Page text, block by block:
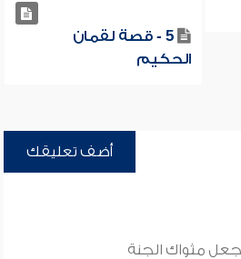
5 - قصة لقمان
الحكيم
أضف تعليقك
مثواك الجنة